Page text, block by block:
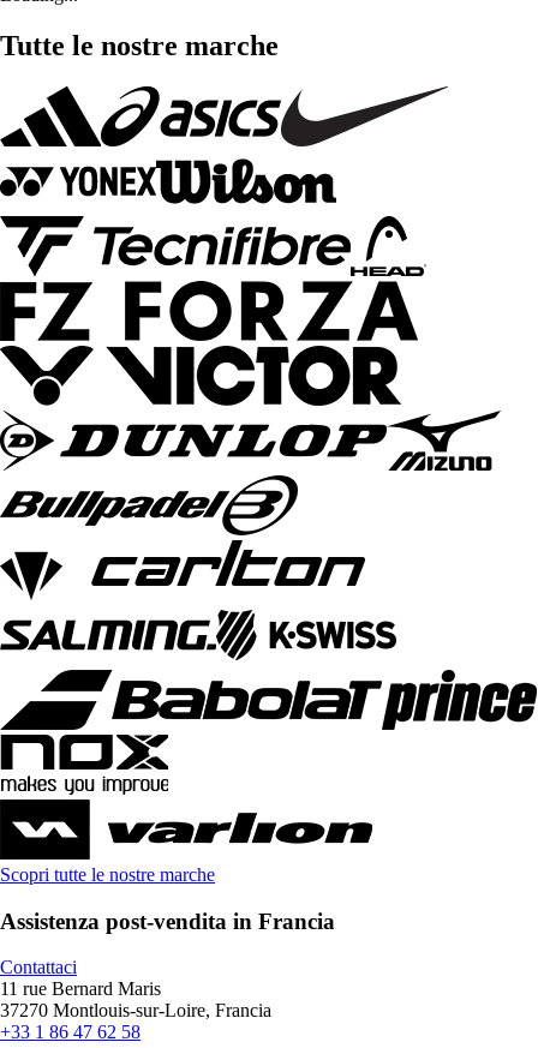
Tutte le nostre marche
Scopri tutte le nostre marche
Assistenza post-vendita in Francia
Contattaci
11 rue Bernard Maris
37270 Montlouis-sur-Loire, Francia
+33 1 86 47 62 58